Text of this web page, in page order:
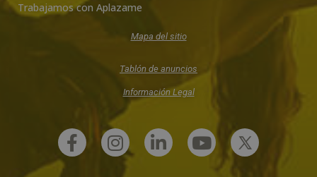
Trabajamos con Aplazame
Mapa del sitio
Tablón de anuncios
Información Legal